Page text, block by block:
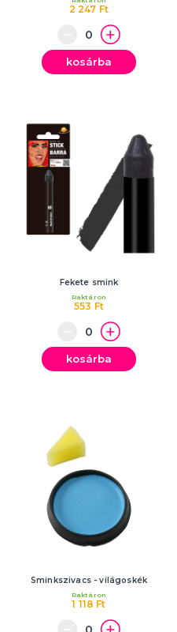
2 247 Ft
kosárba
Fekete smink
553 Ft
Raktáron
kosárba
Sminkszivacs - világoskék
1 118 Ft
Raktáron